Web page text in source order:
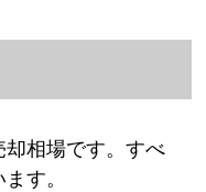
情報（2023年1
相場です。すべ
す。